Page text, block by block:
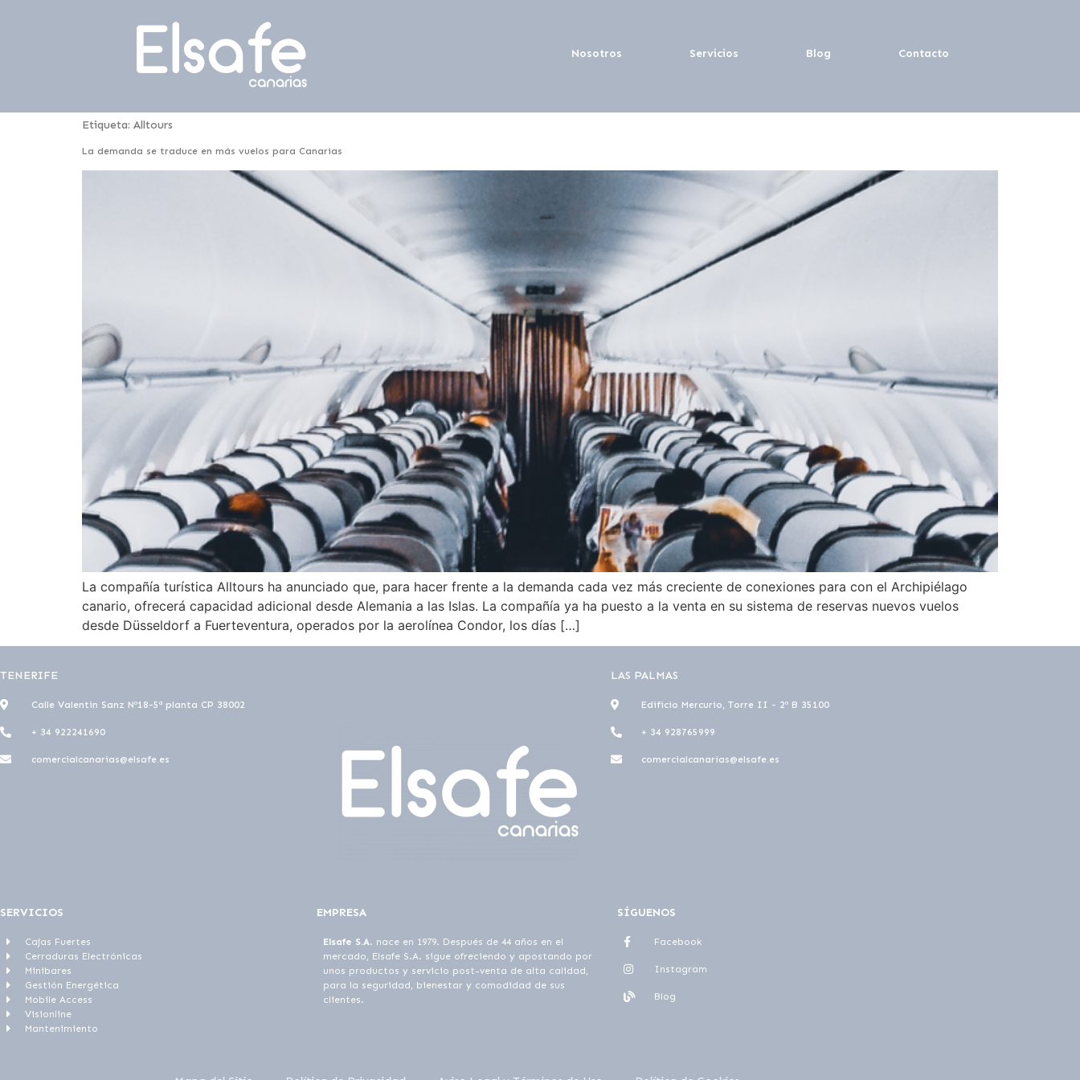
Nosotros Servicios Blog Contacto
Etiqueta: Alltours
La demanda se traduce en más vuelos para Canarias
La compañía turística Alltours ha anunciado que, para hacer frente a la demanda cada vez más creciente de conexiones para con el Archipiélago
canario, ofrecerá capacidad adicional desde Alemania a las Islas. La compañía ya ha puesto a la venta en su sistema de reservas nuevos vuelos
desde Düsseldorf a Fuerteventura, operados por la aerolínea Condor, los días […]
TENERIFE
Calle Valentin Sanz Nº18-5ª planta CP 38002
+ 34 922241690
comercialcanarias@elsafe.es
LAS PALMAS
Edificio Mercurio, Torre II - 2º B 35100
+ 34 928765999
comercialcanarias@elsafe.es
SERVICIOS
Cajas Fuertes
Cerraduras Electrónicas
Minibares
Gestión Energética
Mobile Access
Visionline
Mantenimiento
EMPRESA
Elsafe S.A. nace en 1979. Después de 44 años en el
mercado, Elsafe S.A. sigue ofreciendo y apostando por
unos productos y servicio post-venta de alta calidad,
para la seguridad, bienestar y comodidad de sus
clientes.
SÍGUENOS
Facebook
Instagram
Blog